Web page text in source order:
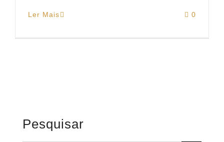
Ler Mais 0
Pesquisar